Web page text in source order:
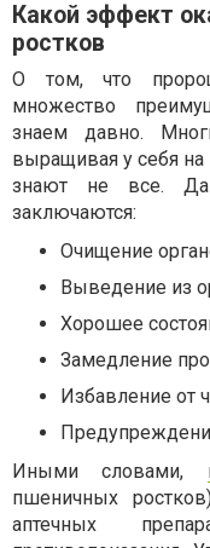
Какой эффект
ростков
О том, что
множество
знаем давно.
выращивая у себя на
знают не все.
заключаются:
Очищение
Выведение из
Хорошее
Замедление
Избавление от
Иными словами,
пшеничных
аптечных